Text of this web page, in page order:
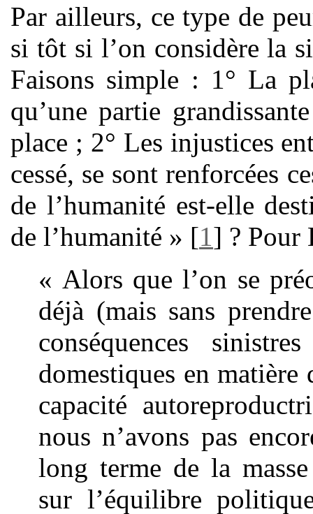
Par ailleurs, ce type de
si tôt si l’on considère la
Faisons simple : 1° La
qu’une partie
place ; 2° Les injustices
cessé, se sont renforcées
de l’humanité est-elle
de l’humanité » [1 ] ? Pour
« Alors que l’on se
déjà (mais sans
conséquences
domestiques en
capacité
nous n’avons pas
long terme de la
sur l’équilibre